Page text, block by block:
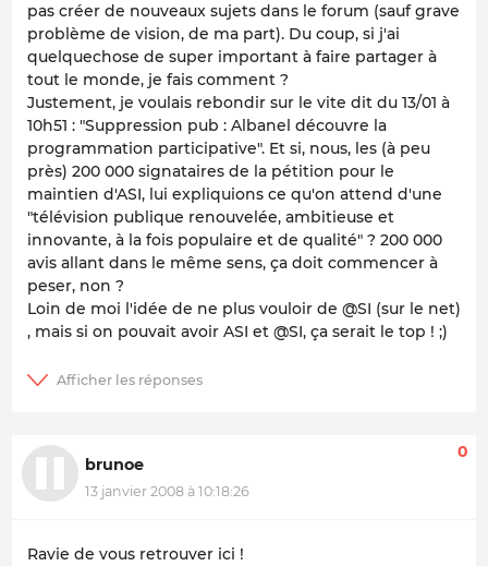
pas créer de nouveaux sujets dans le forum (sauf grave
problème de vision, de ma part). Du coup, si j'ai
quelquechose de super important à faire partager à
tout le monde, je fais comment ?
Justement, je voulais rebondir sur le vite dit du 13/01 à
10h51 : "Suppression pub : Albanel découvre la
programmation participative". Et si, nous, les (à peu
près) 200 000 signataires de la pétition pour le
maintien d'ASI, lui expliquions ce qu'on attend d'une
"télévision publique renouvelée, ambitieuse et
innovante, à la fois populaire et de qualité" ? 200 000
avis allant dans le même sens, ça doit commencer à
peser, non ?
Loin de moi l'idée de ne plus vouloir de @SI (sur le net)
, mais si on pouvait avoir ASI et @SI, ça serait le top ! ;)
brunoe
13 janvier 2008 à 10:18:26
0
Ravie de vous retrouver ici !